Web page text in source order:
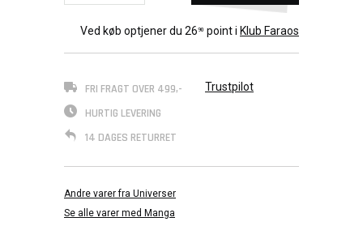
Ved køb optjener du 2690 point i Klub Faraos
FRI FRAGT OVER 499,-
HURTIG LEVERING
14 DAGES RETURRET
Trustpilot
Andre varer fra Universer
Se alle varer med Manga